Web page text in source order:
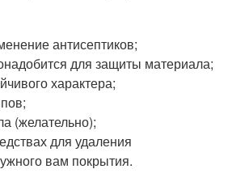
антисептиков;
для защиты материала;
характера;
(желательно);
для удаления
вам покрытия.